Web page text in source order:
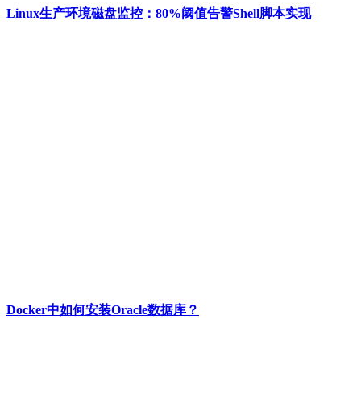
Linux生产环境磁盘监控：80%阈值告警Shell脚本实现
Docker中如何安装Oracle数据库？